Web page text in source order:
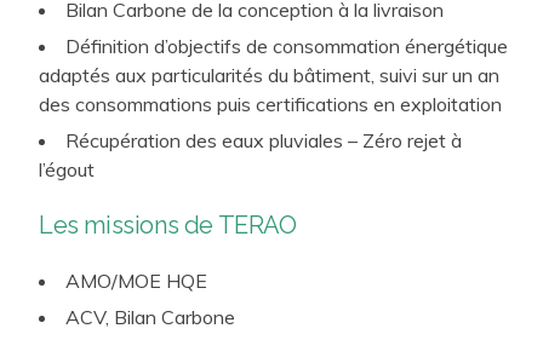
classés aux Monuments Historiques (Château de
Versailles…).
Bilan Carbone de la conception à la livraison
Définition d’objectifs de consommation énergétique
adaptés aux particularités du bâtiment, suivi sur un an
des consommations puis certifications en exploitation
Récupération des eaux pluviales – Zéro rejet à
l’égout
Les missions de TERAO
AMO/MOE HQE
ACV, Bilan Carbone